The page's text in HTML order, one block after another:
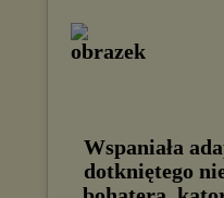
Wspaniała
dotkniętego